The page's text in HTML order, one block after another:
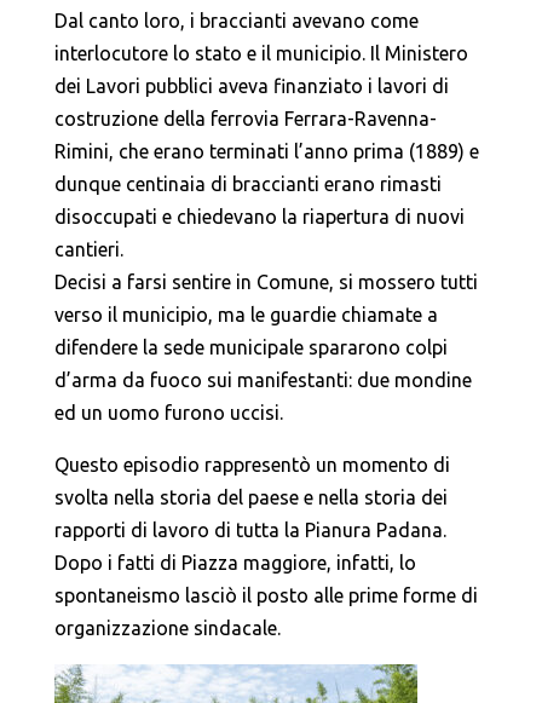
Dal canto loro, i braccianti avevano come
interlocutore lo stato e il municipio. Il Ministero
dei Lavori pubblici aveva finanziato i lavori di
costruzione della ferrovia Ferrara-Ravenna-
Rimini, che erano terminati l’anno prima (1889) e
dunque centinaia di braccianti erano rimasti
disoccupati e chiedevano la riapertura di nuovi
cantieri.
Decisi a farsi sentire in Comune, si mossero tutti
verso il municipio, ma le guardie chiamate a
difendere la sede municipale spararono colpi
d’arma da fuoco sui manifestanti: due mondine
ed un uomo furono uccisi.
Questo episodio rappresentò un momento di
svolta nella storia del paese e nella storia dei
rapporti di lavoro di tutta la Pianura Padana.
Dopo i fatti di Piazza maggiore, infatti, lo
spontaneismo lasciò il posto alle prime forme di
organizzazione sindacale.